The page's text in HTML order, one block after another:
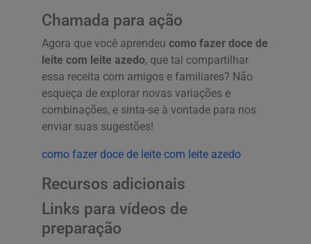
Chamada para ação
Agora que você aprendeu como fazer doce de
leite com leite azedo, que tal compartilhar
essa receita com amigos e familiares? Não
esqueça de explorar novas variações e
combinações, e sinta-se à vontade para nos
enviar suas sugestões!
como fazer doce de leite com leite azedo
Recursos adicionais
Links para vídeos de
preparação